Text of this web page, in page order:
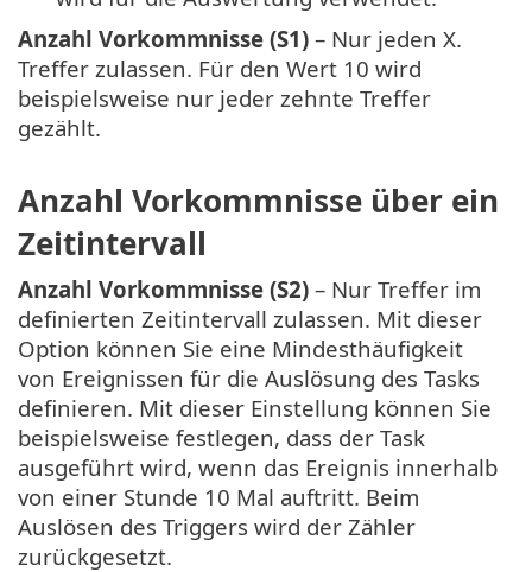
Anzahl Vorkommnisse (S1) – Nur jeden X.
Treffer zulassen. Für den Wert 10 wird
beispielsweise nur jeder zehnte Treffer
gezählt.
Anzahl Vorkommnisse über ein
Zeitintervall
Anzahl Vorkommnisse (S2) – Nur Treffer im
definierten Zeitintervall zulassen. Mit dieser
Option können Sie eine Mindesthäufigkeit
von Ereignissen für die Auslösung des Tasks
definieren. Mit dieser Einstellung können Sie
beispielsweise festlegen, dass der Task
ausgeführt wird, wenn das Ereignis innerhalb
von einer Stunde 10 Mal auftritt. Beim
Auslösen des Triggers wird der Zähler
zurückgesetzt.